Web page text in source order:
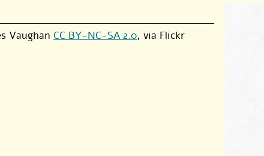
Vaughan CC BY-NC-SA 2.0, via Flickr